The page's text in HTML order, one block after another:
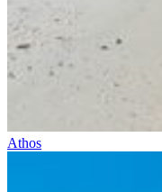
Athos